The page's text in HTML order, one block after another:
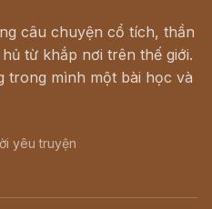
câu chuyện cổ tích, thần
từ khắp nơi trên thế giới.
trong mình một bài học và
yêu truyện